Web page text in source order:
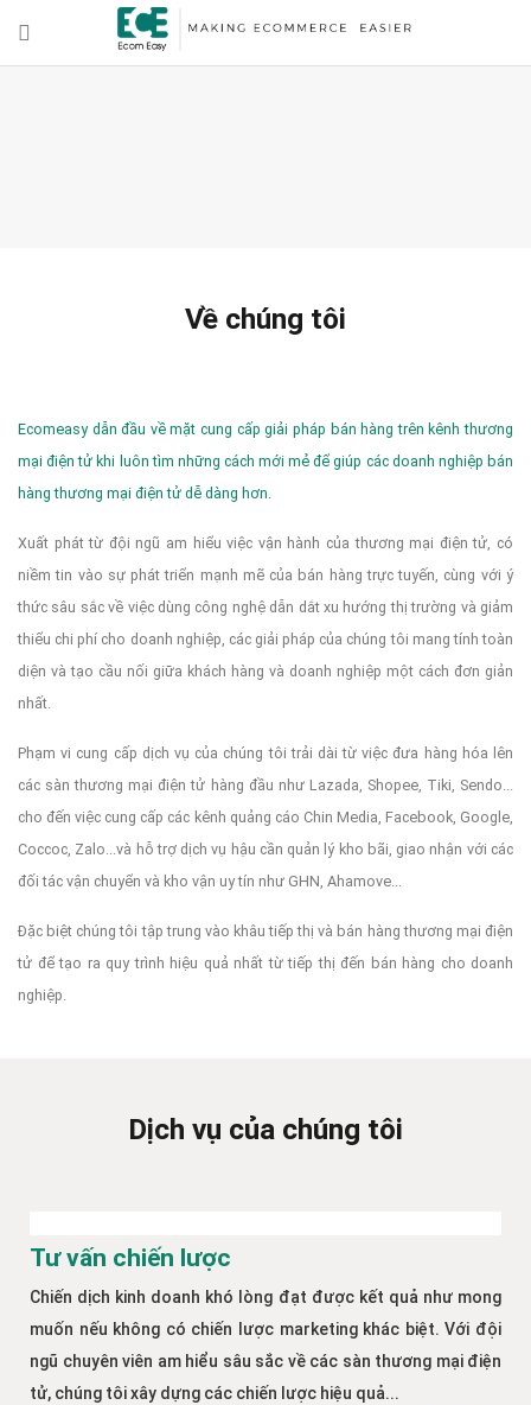
Về chúng tôi
Ecomeasy dẫn đầu về mặt cung cấp giải pháp bán hàng trên kênh thương
mại điện tử khi luôn tìm những cách mới mẻ để giúp các doanh nghiệp bán
hàng thương mại điện tử dễ dàng hơn.
Xuất phát từ đội ngũ am hiểu việc vận hành của thương mại điện tử, có
niềm tin vào sự phát triển mạnh mẽ của bán hàng trực tuyến, cùng với ý
thức sâu sắc về việc dùng công nghệ dẫn dắt xu hướng thị trường và giảm
thiểu chi phí cho doanh nghiệp, các giải pháp của chúng tôi mang tính toàn
diện và tạo cầu nối giữa khách hàng và doanh nghiệp một cách đơn giản
nhất.
Phạm vi cung cấp dịch vụ của chúng tôi trải dài từ việc đưa hàng hóa lên
các sàn thương mại điện tử hàng đầu như Lazada, Shopee, Tiki, Sendo...
cho đến việc cung cấp các kênh quảng cáo Chin Media, Facebook, Google,
Coccoc, Zalo...và hỗ trợ dịch vụ hậu cần quản lý kho bãi, giao nhận với các
đối tác vận chuyển và kho vận uy tín như GHN, Ahamove...
Đặc biệt chúng tôi tập trung vào khâu tiếp thị và bán hàng thương mại điện
tử để tạo ra quy trình hiệu quả nhất từ tiếp thị đến bán hàng cho doanh
nghiệp.
Dịch vụ của chúng tôi
Tư vấn chiến lược
Chiến dịch kinh doanh khó lòng đạt được kết quả như mong
muốn nếu không có chiến lược marketing khác biệt. Với đội
ngũ chuyên viên am hiểu sâu sắc về các sàn thương mại điện
tử, chúng tôi xây dựng các chiến lược hiệu quả...